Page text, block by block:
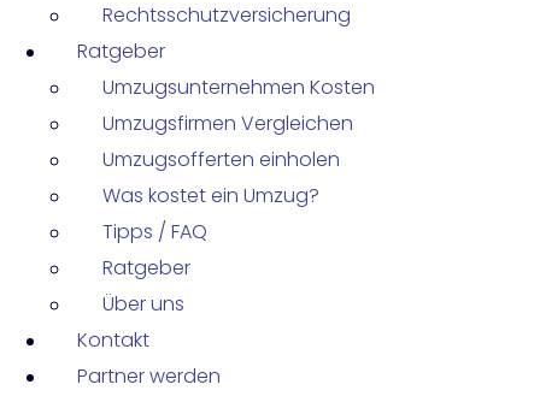
Rechtsschutzversicherung
Ratgeber
Umzugsunternehmen Kosten
Umzugsfirmen Vergleichen
Umzugsofferten einholen
Was kostet ein Umzug?
Tipps / FAQ
Ratgeber
Über uns
Kontakt
Partner werden